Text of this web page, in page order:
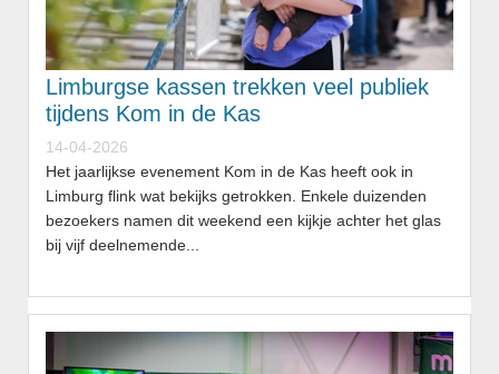
Limburgse kassen trekken veel publiek
tijdens Kom in de Kas
14-04-2026
Het jaarlijkse evenement Kom in de Kas heeft ook in
Limburg flink wat bekijks getrokken. Enkele duizenden
bezoekers namen dit weekend een kijkje achter het glas
bij vijf deelnemende...